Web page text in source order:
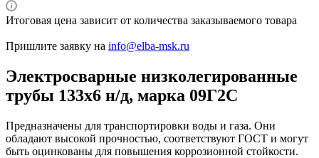
Итоговая цена зависит от количества заказываемого товара
Пришлите заявку на info@elba-msk.ru
Электросварные низколегированные
трубы 133х6 н/д, марка 09Г2С
Предназначены для транспортировки воды и газа. Они
обладают высокой прочностью, соответствуют ГОСТ и могут
быть оцинкованы для повышения коррозионной стойкости.